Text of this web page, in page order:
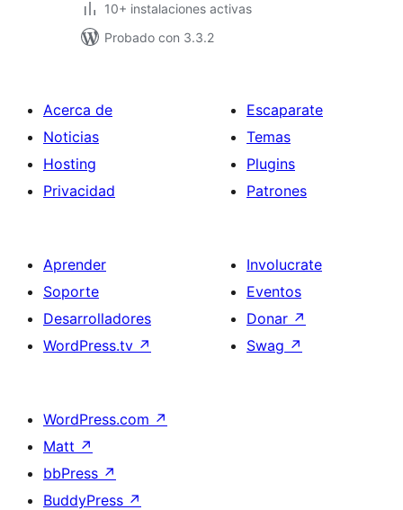
10+ instalaciones activas
Probado con 3.3.2
Acerca de
Noticias
Hosting
Privacidad
Escaparate
Temas
Plugins
Patrones
Aprender
Soporte
Desarrolladores
WordPress.tv ↗
Involucrate
Eventos
Donar ↗
Swag ↗
WordPress.com ↗
Matt ↗
bbPress ↗
BuddyPress ↗